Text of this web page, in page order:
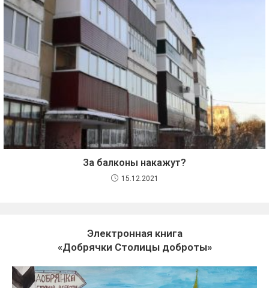
За балконы накажут?
15.12.2021
Электронная книга
«Добрячки Столицы доброты»